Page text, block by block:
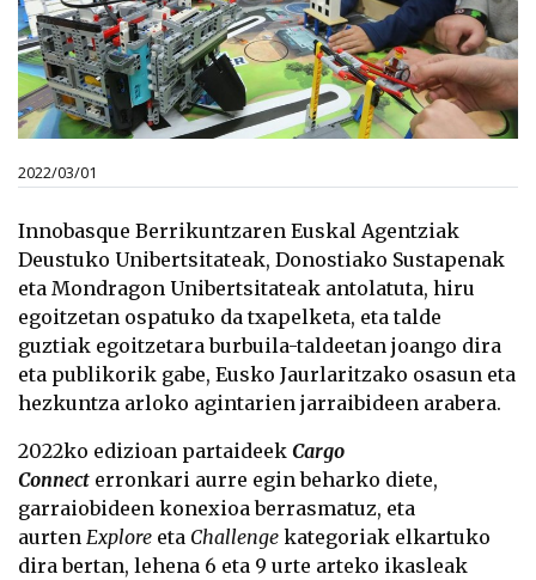
2022/03/01
Innobasque Berrikuntzaren Euskal Agentziak
Deustuko Unibertsitateak, Donostiako Sustapenak
eta Mondragon Unibertsitateak antolatuta, hiru
egoitzetan ospatuko da txapelketa, eta talde
guztiak egoitzetara burbuila-taldeetan joango dira
eta publikorik gabe, Eusko Jaurlaritzako osasun eta
hezkuntza arloko agintarien jarraibideen arabera.
2022ko edizioan partaideek Cargo
Connect erronkari aurre egin beharko diete,
garraiobideen konexioa berrasmatuz, eta
aurten Explore eta Challenge kategoriak elkartuko
dira bertan, lehena 6 eta 9 urte arteko ikasleak